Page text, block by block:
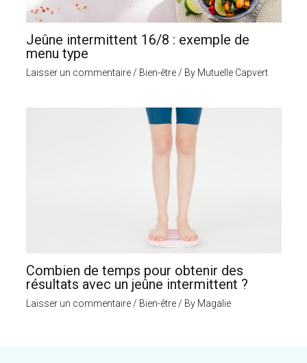
Jeûne intermittent 16/8 : exemple de
menu type
Laisser un commentaire / Bien-être/ By Mutuelle Capvert
Combien de temps pour obtenir des
résultats avec un jeûne intermittent ?
Laisser un commentaire / Bien-être/ By Magalie